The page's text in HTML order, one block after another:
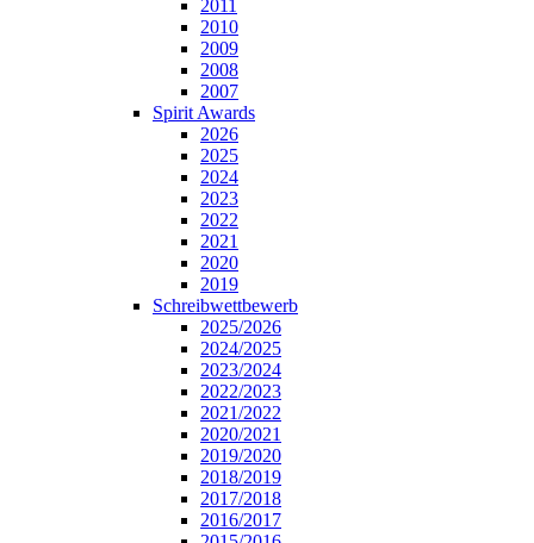
2011
2010
2009
2008
2007
Spirit Awards
2026
2025
2024
2023
2022
2021
2020
2019
Schreibwettbewerb
2025/2026
2024/2025
2023/2024
2022/2023
2021/2022
2020/2021
2019/2020
2018/2019
2017/2018
2016/2017